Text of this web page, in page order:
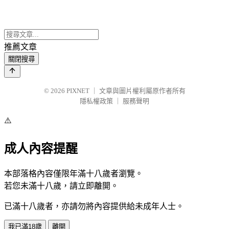
推薦文章
關閉搜尋
© 2026 PIXNET
文章與圖片權利屬原作者所有
隱私權政策
服務聲明
⚠️
成人內容提醒
本部落格內容僅限年滿十八歲者瀏覽。
若您未滿十八歲，請立即離開。
已滿十八歲者，亦請勿將內容提供給未成年人士。
我已滿18歲 離開